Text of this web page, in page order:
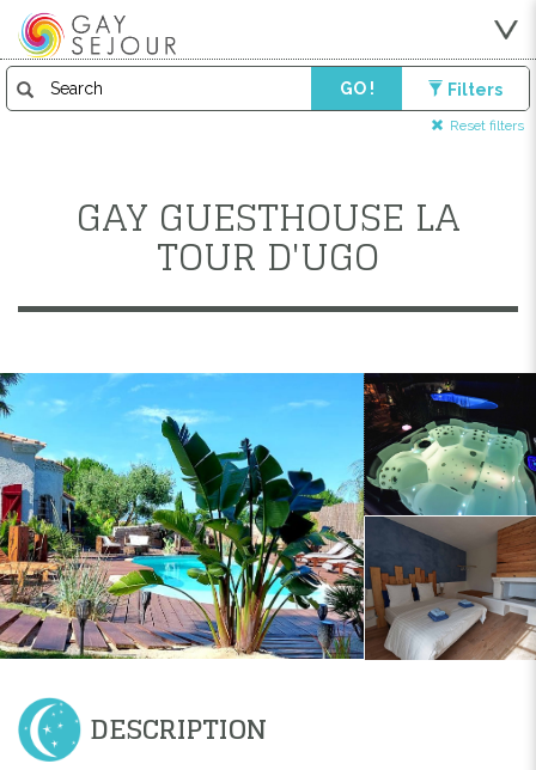
GO ! Filters
Reset filters
GAY GUESTHOUSE LA
TOUR D'UGO
DESCRIPTION